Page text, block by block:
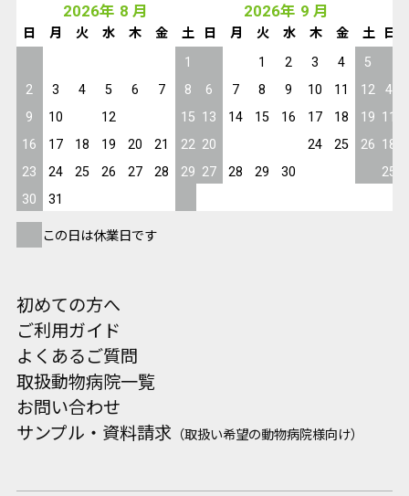
初めての方へ
ご利用ガイド
よくあるご質問
取扱動物病院一覧
お問い合わせ
サンプル・資料請求（取扱い希望の動物病院様向け）
2026年 8 月
日 月 火 水 木 金
土
1
2
3 4 5 6 7
8
9
10 12
15
16
17 18 19 20 21
22
23
24 25 26 27 28
29
30
31
2026年 9 月
日 月 火 水 木 金
土
1
2 3 4
5
6
7 8 9 10 11
12
13
14 15 16 17 18
19
20
24 25
26
27
28 29 30
日
4
11
18
25
この日は休業日です